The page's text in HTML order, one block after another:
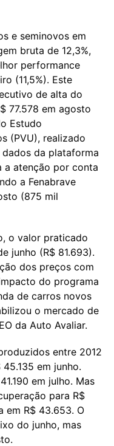
e seminovos em
bruta de 12,3%,
performance
(11,5%). Este
de alta do
77.578 em agosto
Estudo
(PVU), realizado
da plataforma
a atenção por conta
a Fenabrave
(875 mil
o valor praticado
junho (R$ 81.693).
dos preços com
do programa
de carros novos
o mercado de
da Auto Avaliar.
entre 2012
em junho.
em julho. Mas
para R$
em R$ 43.653. O
do junho, mas